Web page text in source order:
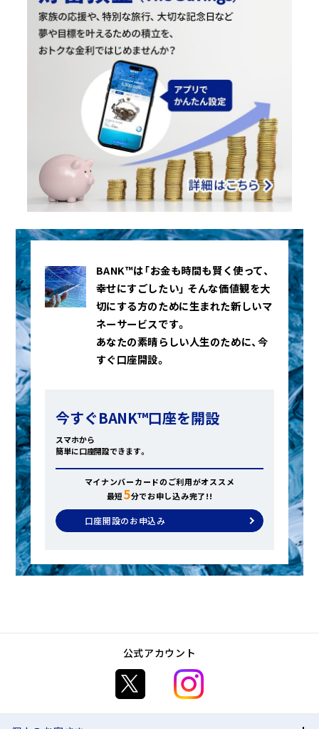
BANK™は「お金も時間も賢く使って、
幸せにすごしたい」 そんな価値観を大
切にする方のために生まれた新しいマ
ネーサービスです。
あなたの素晴らしい人生のために、今
すぐ口座開設。
今すぐBANK™口座を開設
スマホから
簡単に口座開設できます。
マイナンバーカードのご利用がオススメ
最短5分でお申し込み完了!!
口座開設のお申込み
公式アカウント